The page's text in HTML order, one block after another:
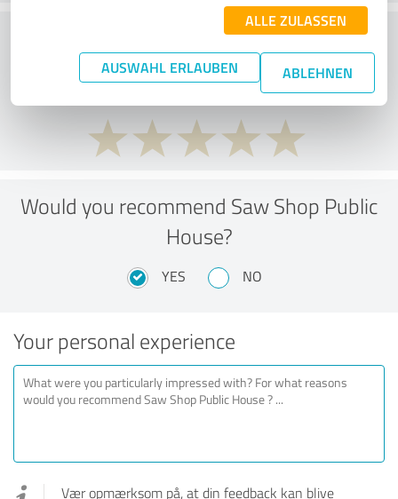
ALLE ZULASSEN
AUSWAHL ERLAUBEN ABLEHNEN
What do you think of the price to
performance ratio?
Would you recommend Saw Shop Public
House?
YES NO
Your personal experience
Vær opmærksom på, at din feedback kan blive